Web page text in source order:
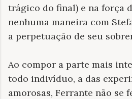
trágico do final) e na força
nenhuma maneira com
a perpetuação de seu
Ao compor a parte mais
todo indivíduo, a das
amorosas, Ferrante não se